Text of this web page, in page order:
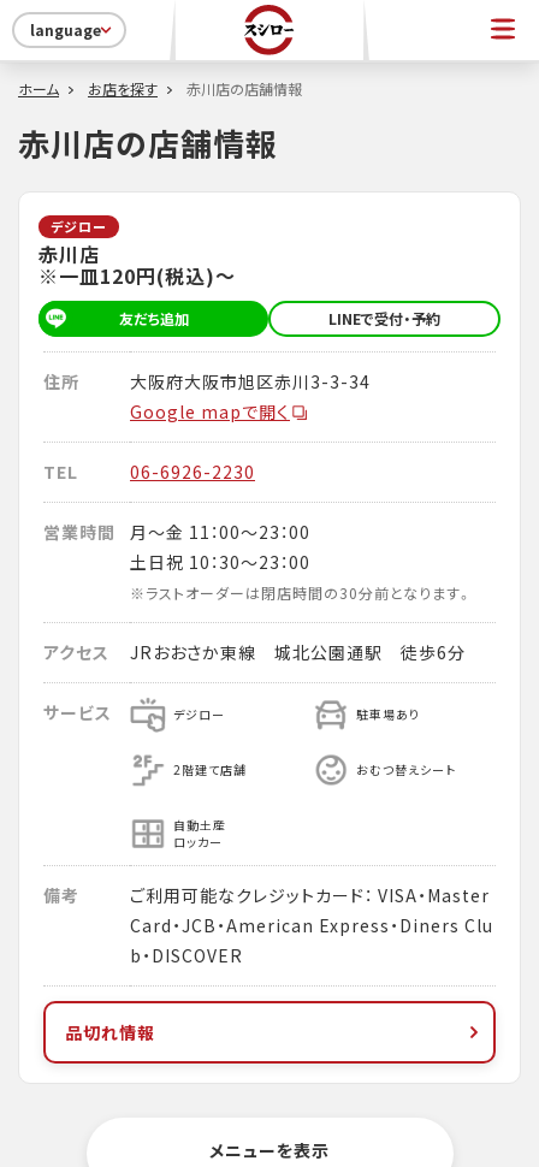
language
ホーム お店を探す 赤川店の店舗情報
赤川店の店舗情報
デジロー
赤川店
※一皿120円(税込)～
友だち追加 LINEで受付・予約
住所
大阪府大阪市旭区赤川3-3-34
Google mapで開く
TEL 06-6926-2230
営業時間
月～金 11：00～23：00
土日祝 10：30～23：00
※ラストオーダーは閉店時間の30分前となります。
アクセス JRおおさか東線 城北公園通駅 徒歩6分
サービス デジロー 駐車場あり
2階建て店舗 おむつ替えシート
自動土産
ロッカー
備考
ご利用可能なクレジットカード： VISA・Master
Card・JCB・American Express・Diners Clu
b・DISCOVER
品切れ情報
メニューを表示